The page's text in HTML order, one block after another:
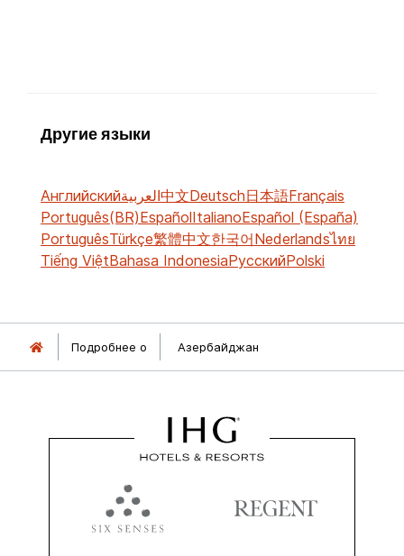
Другие языки
Английскийالعربية中文Deutsch日本語Français
Português(BR)EspañolItalianoEspañol (España)
PortuguêsTürkçe繁體中文한국어Nederlandsไทย
Tiếng ViệtBahasa IndonesiaРусскийPolski
Подробнее о Азербайджан